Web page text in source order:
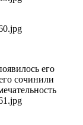
его
сочинили